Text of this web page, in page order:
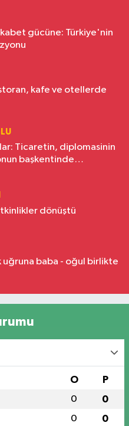
gücüne: Türkiye'nin
kafe ve otellerde
Ticaretin, diplomasinin
başkentinde
dönüştü
uğruna baba - oğul birlikte
O P
0 0
0 0